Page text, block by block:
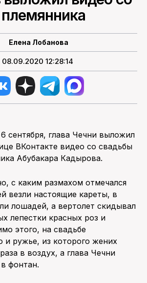
ПОИСК ПО САЙТУ
Елена Лобанова
08.09.2020 12:28:14
сентября, глава Чечни выложил
ВКонтакте видео со свадьбы
Абубакара Кадырова.
с каким размахом отмечался
везли настоящие кареты, в
лошадей, а вертолет скидывал
лепестки красных роз и
этого, на свадьбе
и ружье, из которого жених
в воздух, а глава Чечни
фонтан.